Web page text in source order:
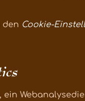
den Cookie-
ein